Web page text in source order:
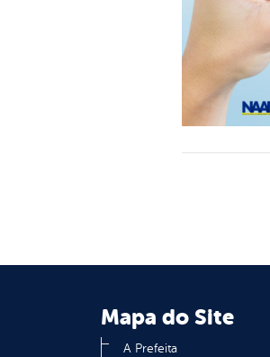
Mapa do Site
A Prefeita